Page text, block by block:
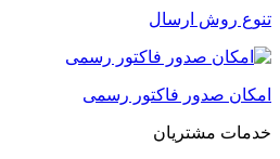
تنوع روش ارسال
امکان صدور فاکتور رسمی
خدمات مشتریان